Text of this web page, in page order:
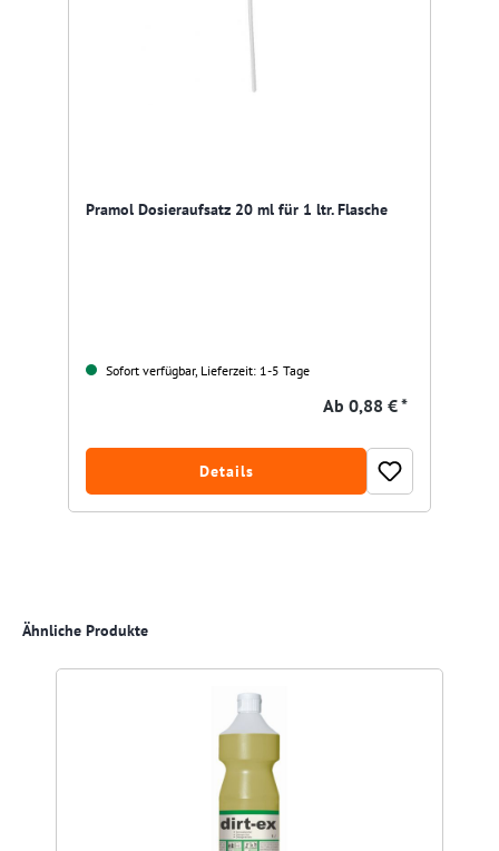
Pramol Dosieraufsatz 20 ml für 1 ltr. Flasche
Sofort verfügbar, Lieferzeit: 1-5 Tage
Ab 0,88 € *
Details
Produktgalerie überspringen
Ähnliche Produkte